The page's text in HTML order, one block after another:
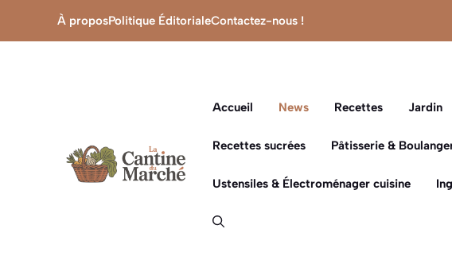
À proposPolitique ÉditorialeContactez-nous !
Accueil News Recettes Jardin
Recettes sucrées Pâtisserie &
Ustensiles & Électroménager cuisine